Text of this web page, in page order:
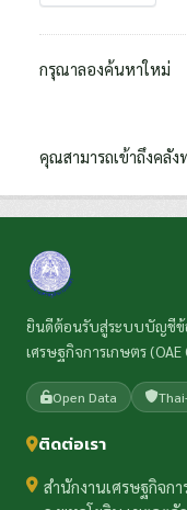
กรุณาลองค้นหาใหม่
คุณสามารถเข้าถึงคลัง
ยินดีต้อนรับสู่ระบบบัญชีข้
เศรษฐกิจการเกษตร (OAE
Open Data
ติดต่อเรา
สำนักงานเศรษฐกิจก